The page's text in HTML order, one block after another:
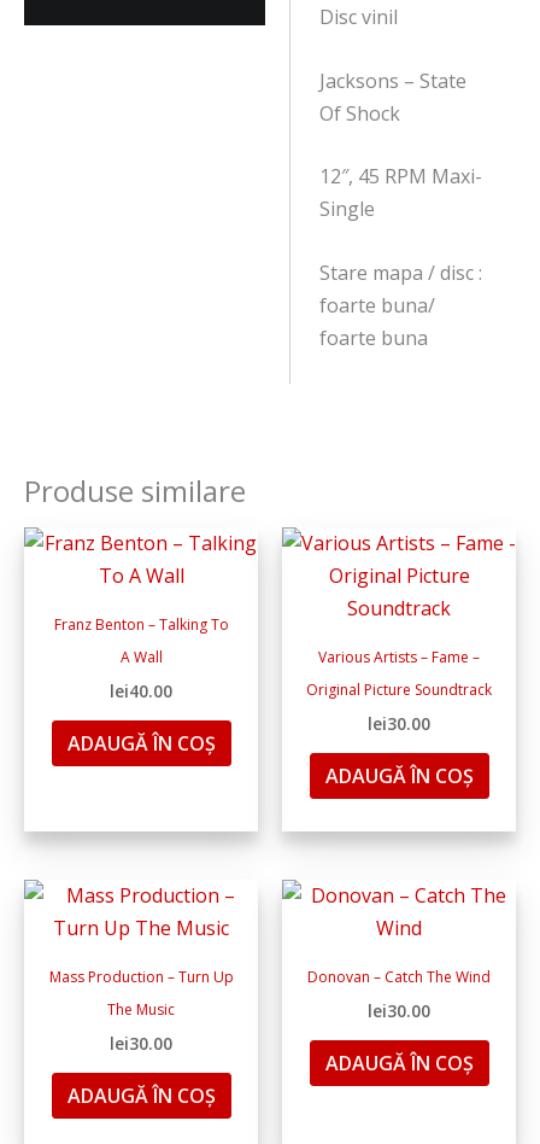
Disc vinil
Jacksons – State
Of Shock
12″, 45 RPM Maxi-
Single
Stare mapa / disc :
foarte buna/
foarte buna
Produse similare
Franz Benton – Talking To
A Wall
lei40.00
ADAUGĂ ÎN COȘ
Various Artists – Fame –
Original Picture Soundtrack
lei30.00
ADAUGĂ ÎN COȘ
Mass Production – Turn Up
The Music
lei30.00
ADAUGĂ ÎN COȘ
Donovan – Catch The Wind
lei30.00
ADAUGĂ ÎN COȘ